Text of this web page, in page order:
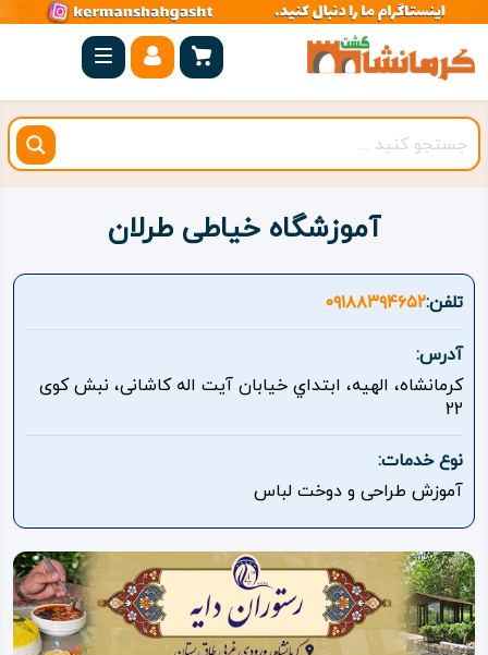
صفحه
اصلی
کرمانشاه
شهرستان
بیستون
روستاهای
هدف
ویژه
درباره
ما
آموزشگاه خیاطی طرلان
تلفن:۰۹۱۸۸۳۹۴۶۵۲
آدرس:
كرمانشاه، الهيه، ابتداي خيابان آيت اله كاشانی، نبش كوی
22
نوع خدمات:
آموزش طراحی و دوخت لباس